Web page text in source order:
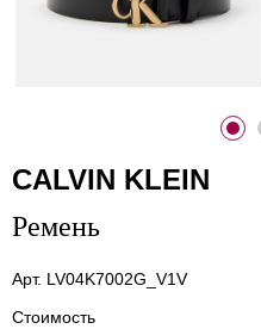
CALVIN KLEIN
Ремень
Арт. LV04K7002G_V1V
Стоимость